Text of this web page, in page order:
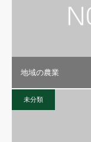
地域の農業
未分類